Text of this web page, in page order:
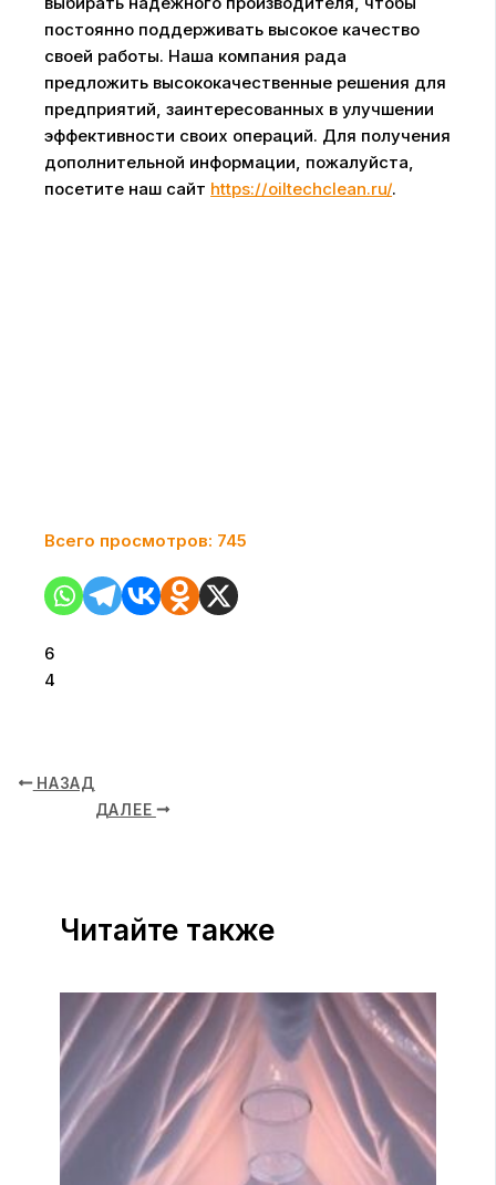
постоянно поддерживать высокое качество
своей работы. Наша компания рада
предложить высококачественные решения для
предприятий, заинтересованных в улучшении
эффективности своих операций. Для получения
дополнительной информации, пожалуйста,
посетите наш сайт https://oiltechclean.ru/.
Всего просмотров: 745
6
4
НАЗАД
ДАЛЕЕ
Читайте также